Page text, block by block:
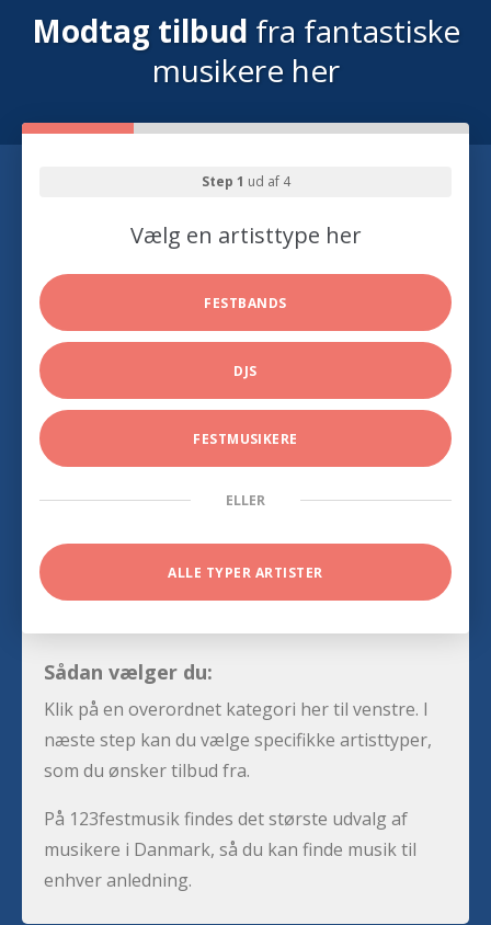
Modtag tilbud fra fantastiske
musikere her
Step 1 ud af 4
Vælg en artisttype her
FESTBANDS
DJS
FESTMUSIKERE
ELLER
ALLE TYPER ARTISTER
Sådan vælger du:
Klik på en overordnet kategori her til venstre. I
næste step kan du vælge specifikke artisttyper,
som du ønsker tilbud fra.
På 123festmusik findes det største udvalg af
musikere i Danmark, så du kan finde musik til
enhver anledning.